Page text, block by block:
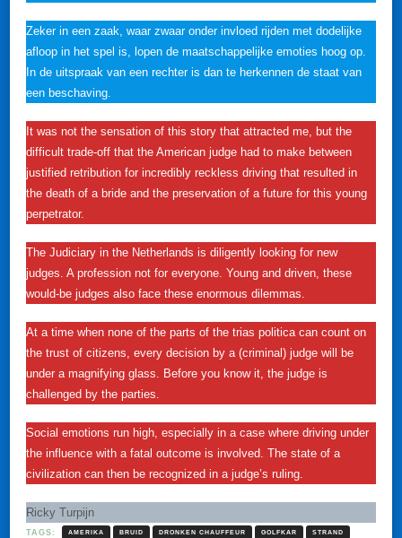
Zeker in een zaak, waar zwaar onder invloed rijden met dodelijke
afloop in het spel is, lopen de maatschappelijke emoties hoog op.
In de uitspraak van een rechter is dan te herkennen de staat van
een beschaving.
It was not the sensation of this story that attracted me, but the
difficult trade-off that the American judge had to make between
justified retribution for incredibly reckless driving that resulted in
the death of a bride and the preservation of a future for this young
perpetrator.
The Judiciary in the Netherlands is diligently looking for new
judges. A profession not for everyone. Young and driven, these
would-be judges also face these enormous dilemmas.
At a time when none of the parts of the trias politica can count on
the trust of citizens, every decision by a (criminal) judge will be
under a magnifying glass. Before you know it, the judge is
challenged by the parties.
Social emotions run high, especially in a case where driving under
the influence with a fatal outcome is involved. The state of a
civilization can then be recognized in a judge’s ruling.
Ricky Turpijn
TAGS: AMERIKA BRUID DRONKEN CHAUFFEUR GOLFKAR STRAND